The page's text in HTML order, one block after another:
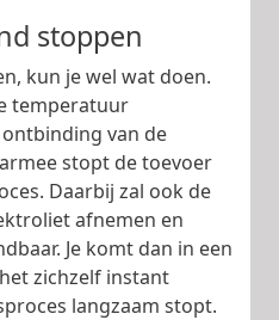
stoppen
kun je wel wat doen.
temperatuur
van de
stopt de toevoer
Daarbij zal ook de
afnemen en
Je komt dan in een
zichzelf instant
langzaam stopt.